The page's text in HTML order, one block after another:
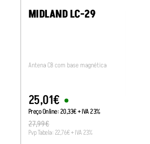
MIDLAND LC-29
Antena CB com base magnética
25,01€
Preço Online: 20,33€+ IVA 23%
27,99€
Pvp Tabela: 22,76€+ IVA 23%